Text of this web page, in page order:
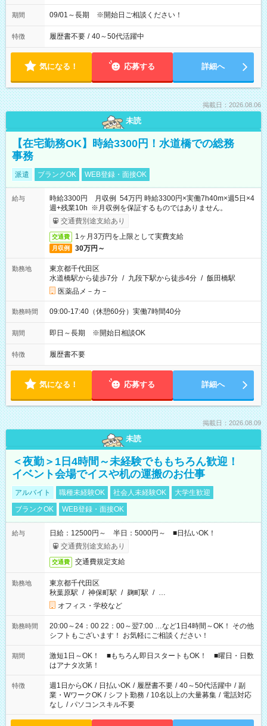
期間 09/01～長期 ※開始日ご相談ください！
特徴 履歴書不要 / 40～50代活躍中
気になる！ 応募する 詳細へ
掲載日：2026.08.06
未読
【在宅勤務OK】時給3300円！水道橋での総務
事務
派遣 ブランクOK WEB登録・面接OK
給与
時給3300円 月収例 54万円 時給3300円×実働7h40m×週5日×4
週+残業10h ※月収例を保証するものではありません。
交通費別途支給あり
交通費 1ヶ月3万円を上限として実費支給
月収例 30万円～
勤務地
東京都千代田区
水道橋駅から徒歩7分 / 九段下駅から徒歩4分 / 飯田橋駅
医薬品メ－カ－
勤務時間 09:00-17:40（休憩60分）実働7時間40分
期間 即日～長期 ※開始日相談OK
特徴 履歴書不要
気になる！ 応募する 詳細へ
掲載日：2026.08.09
未読
＜夜勤＞1日4時間～未経験でももちろん歓迎！
イベント会場でイスや机の運搬のお仕事
アルバイト 職種未経験OK 社会人未経験OK
大学生歓迎
ブランクOK
WEB登録・面接OK
給与
日給：12500円～ 半日：5000円～ ■日払いOK！
交通費別途支給あり
交通費 交通費規定支給
勤務地
東京都千代田区
秋葉原駅 / 神保町駅 / 麹町駅 / …
オフィス・学校など
勤務時間
20:00～24：00 22：00～翌7:00 …など1日4時間～OK！ その他
シフトもございます！ お気軽にご相談ください！
期間
激短1日～OK！ ■もちろん即日スタートもOK！ ■曜日・日数
はアナタ次第！
特徴 週1日からOK / 日払いOK / 履歴書不要 / 40～50代活躍中 / 副
業・WワークOK / シフト勤務 / 10名以上の大量募集 / 電話対応
なし / パソコンスキル不要